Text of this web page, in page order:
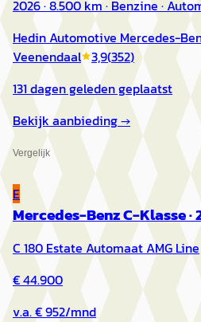
2026 · 8.500 km · Benzine ·
Hedin Automotive Mercedes-
Veenendaal 3,9(352)
131 dagen geleden geplaatst
Bekijk aanbieding →
Vergelijk
E
Mercedes-Benz C-Klasse·
C 180 Estate Automaat AMG Line
€ 44.900
v.a. € 952/mnd